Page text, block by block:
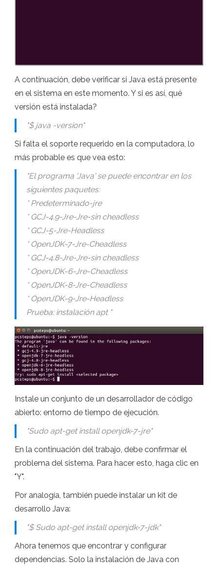
A continuación, debe verificar si Java está presente
en el sistema en este momento. Y si es así, qué
versión está instalada?
"$ java -version"
Si falta el soporte requerido en la computadora, lo
más probable es que vea esto:
"El programa 'Java' se puede encontrar en los
siguientes paquetes:
* Predeterminado-jre
* GCJ-4.9-Jre-Jre-sin cheadless
* GCJ-5-Jre-Headless
* OpenJDK-7-Jre-Cheadless
* GCJ-4.8-Jre-Jre-sin cheadless
* OpenJDK-6-Jre-Cheadless
* OpenJDK-8-Jre-Cheadless
* OpenJDK-9-Jre-Headless
Prueba: instalación apt "
Instale un conjunto de un desarrollador de código
abierto: entorno de tiempo de ejecución.
"Sudo apt-get install openjdk-7-jre"
En la continuación del trabajo, debe confirmar el
problema del sistema. Para hacer esto, haga clic en
"Y".
Por analogía, también puede instalar un kit de
desarrollo Java:
"$ Sudo apt-get install openjdk-7-jdk"
Ahora tenemos que encontrar y configurar
dependencias. Solo la instalación de Java con